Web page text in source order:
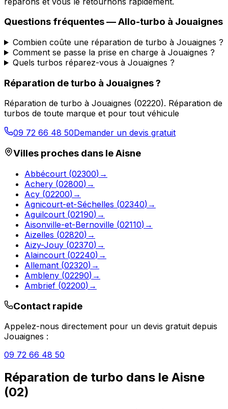
Questions fréquentes —Allo-turbo à Jouaignes
Combien coûte une réparation de turbo à Jouaignes ?
Comment se passe la prise en charge à Jouaignes ?
Quels turbos réparez-vous à Jouaignes ?
Réparation de turbo à Jouaignes?
Réparation de turbo à Jouaignes (02220). Réparation de
turbos de toute marque et pour tout véhicule
09 72 66 48 50Demander un devis gratuit
Villes proches dans leAisne
Abbécourt (02300) →
Achery (02800) →
Acy (02200) →
Agnicourt-et-Séchelles (02340) →
Aguilcourt (02190) →
Aisonville-et-Bernoville (02110) →
Aizelles (02820) →
Aizy-Jouy (02370) →
Alaincourt (02240) →
Allemant (02320) →
Ambleny (02290) →
Ambrief (02200) →
Contact rapide
Appelez-nous directement pour un devis gratuit depuis
Jouaignes :
09 72 66 48 50
Réparation de turbo dans le Aisne
(02)